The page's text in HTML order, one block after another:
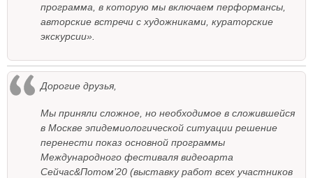
программа, в которую мы включаем перформансы,
авторские встречи с художниками, кураторские
экскурсии».
Дорогие друзья,
Мы приняли сложное, но необходимое в сложившейся
в Москве эпидемиологической ситуации решение
перенести показ основной программы
Международного фестиваля видеоарта
Сейчас&Потом’20 (выставку работ всех участников